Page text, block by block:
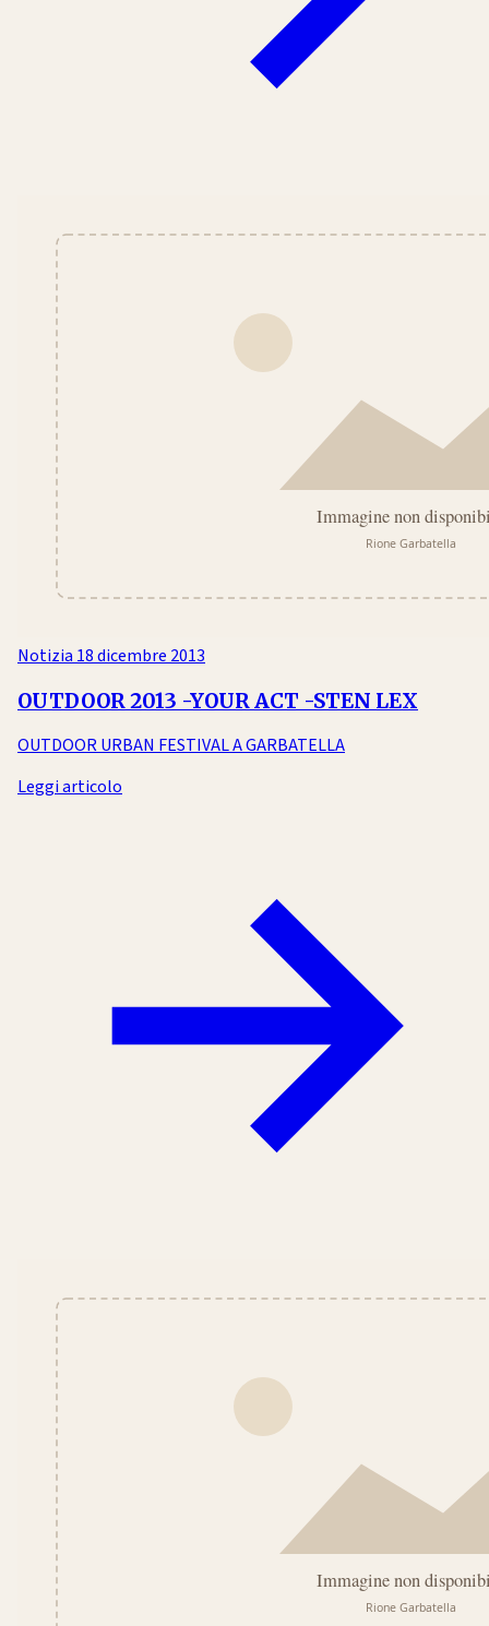
Notizia 18 dicembre 2013
OUTDOOR 2013 -YOUR ACT -STEN LEX
OUTDOOR URBAN FESTIVAL A GARBATELLA
Leggi articolo